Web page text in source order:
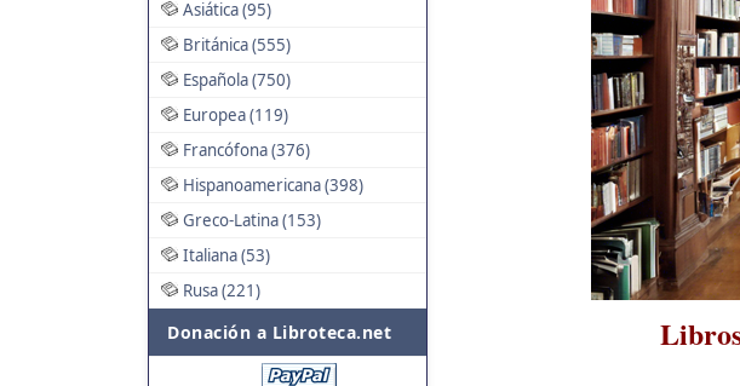
Asiática (95)
Británica (555)
Española (750)
Europea (119)
Francófona (376)
Hispanoamericana (398)
Greco-Latina (153)
Italiana (53)
Rusa (221)
Donación a Libroteca.net